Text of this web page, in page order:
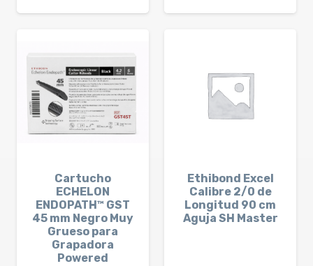
Cartucho
ECHELON
ENDOPATH™ GST
45 mm Negro Muy
Grueso para
Grapadora
Powered
Ethibond Excel
Calibre 2/0 de
Longitud 90 cm
Aguja SH Master